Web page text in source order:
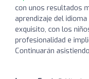
con unos resultados
aprendizaje del
exquisito, con los
profesionalidad e
Continuarán